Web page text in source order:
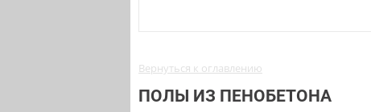
Вернуться к оглавлению
ПОЛЫ ИЗ ПЕНОБЕТОНА